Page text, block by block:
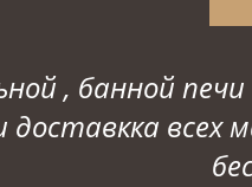
, банной печи